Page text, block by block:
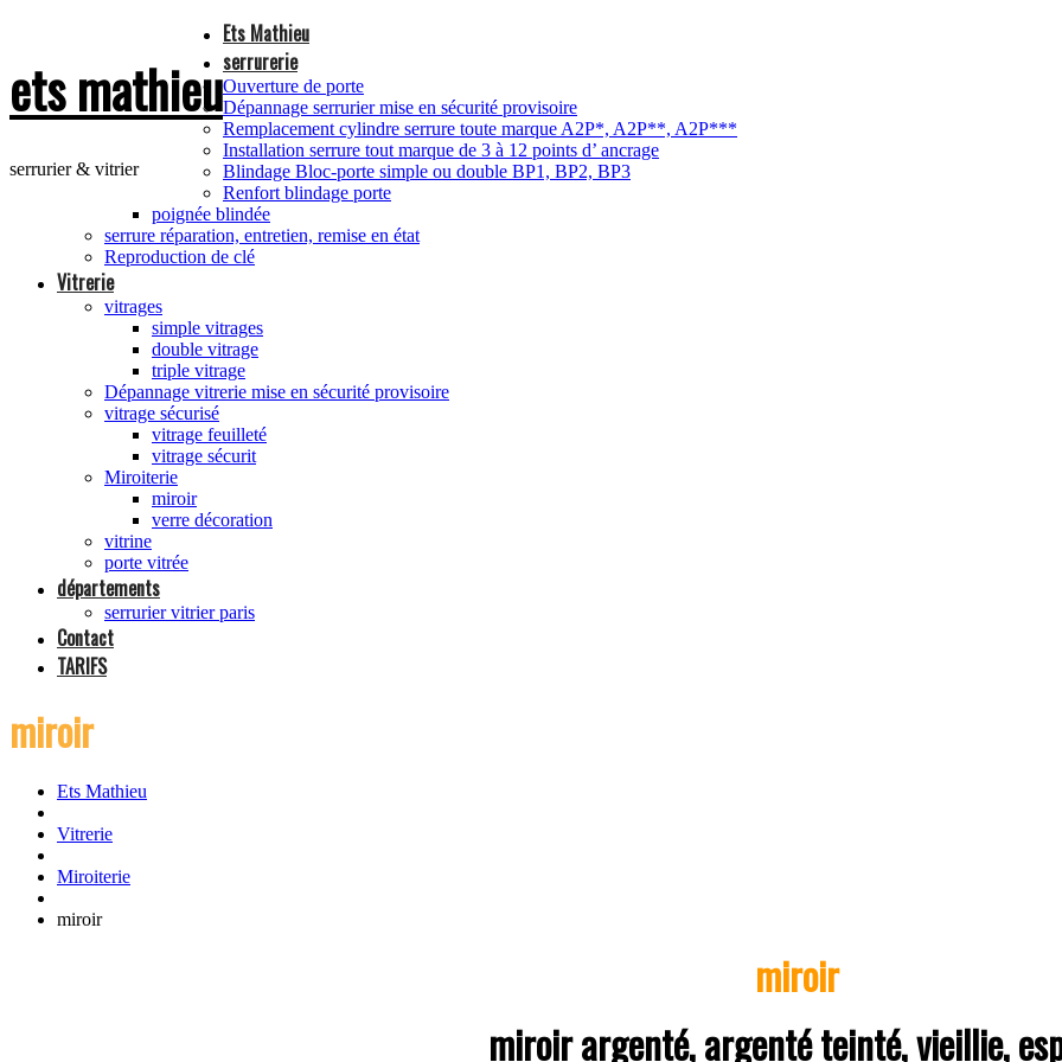
ets mathieu
serrurier & vitrier
Ets Mathieu
serrurerie
Ouverture de porte
Dépannage serrurier mise en sécurité provisoire
Remplacement cylindre serrure toute marque A2P*, A2P**, A2P***
Installation serrure tout marque de 3 à 12 points d’ ancrage
Blindage Bloc-porte simple ou double BP1, BP2, BP3
Renfort blindage porte
poignée blindée
serrure réparation, entretien, remise en état
Reproduction de clé
Vitrerie
vitrages
simple vitrages
double vitrage
triple vitrage
Dépannage vitrerie mise en sécurité provisoire
vitrage sécurisé
vitrage feuilleté
vitrage sécurit
Miroiterie
miroir
verre décoration
vitrine
porte vitrée
départements
serrurier vitrier paris
Contact
TARIFS
miroir
Ets Mathieu
Vitrerie
Miroiterie
miroir
miroir
miroir argenté, argenté teinté, vieillie,